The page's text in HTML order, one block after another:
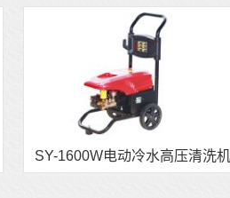
SY-1600W电动冷水高压清洗